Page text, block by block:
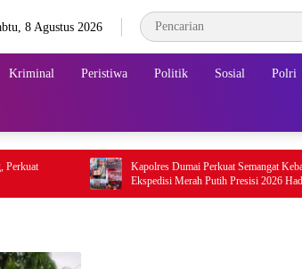
8 Agustus 2026
Kriminal Peristiwa Politik Sosial Polri
Kapolres Dumai Perkuat Semangat Kebangsaan,
Ekspedisi Merah Putih Presisi 2026 Hadirkan Aksi
Nyata untuk Rakyat